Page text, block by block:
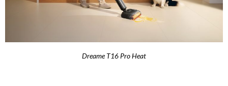
Dreame T16 Pro Heat